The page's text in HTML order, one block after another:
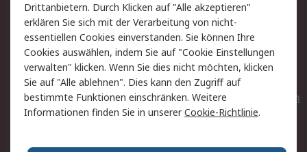
Rechtliches
AGB
Datenschutz
Cookie-Richtlinie
Zahlungsbedingungen
Copyright/Impressum
Entsorgung
Elektrogeräte/Batterien
Drittanbietern. Durch Klicken auf "Alle akzeptieren"
erklären Sie sich mit der Verarbeitung von nicht-
essentiellen Cookies einverstanden. Sie können Ihre
Cookies auswählen, indem Sie auf "Cookie Einstellungen
verwalten" klicken. Wenn Sie dies nicht möchten, klicken
Sie auf "Alle ablehnen". Dies kann den Zugriff auf
bestimmte Funktionen einschränken. Weitere
Informationen finden Sie in unsererCookie-Richtlinie.